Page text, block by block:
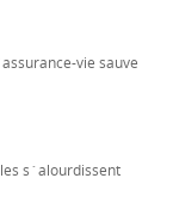
vie sauve
s´alourdissent